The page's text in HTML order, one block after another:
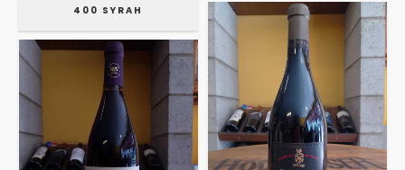
400 SYRAH